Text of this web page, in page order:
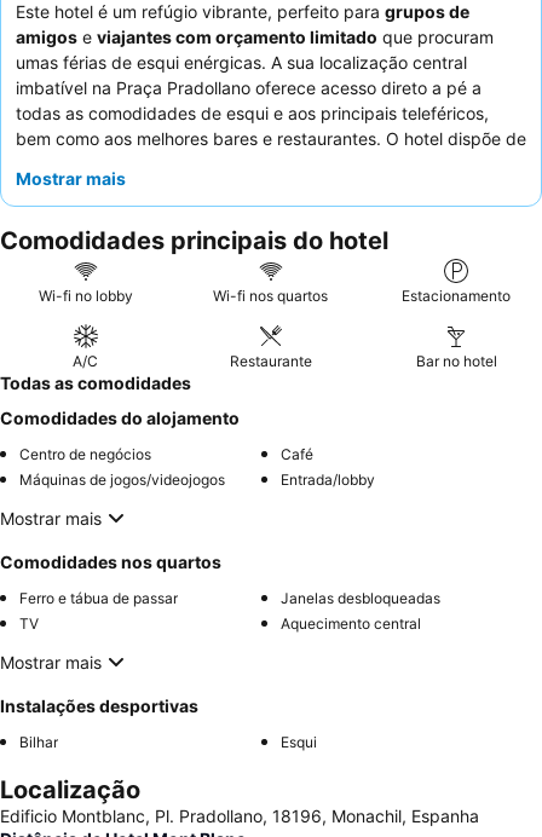
Este hotel é um refúgio vibrante, perfeito para grupos de
amigos e viajantes com orçamento limitado que procuram
umas férias de esqui enérgicas. A sua localização central
imbatível na Praça Pradollano oferece acesso direto a pé a
todas as comodidades de esqui e aos principais teleféricos,
bem como aos melhores bares e restaurantes. O hotel dispõe de
quarto, atendendo às necessidades dos hóspedes ativos. Os
simpatia e atenção, e obuffet de pequeno-almoço
destaque, oferecendo um começo de dia fantástico e variado.
Para uma experiência mais tranquila, os hóspedes podem
potencial ruído noturno.
Mostrar mais
Comodidades principais do hotel
Wi-fi no lobby Wi-fi nos quartos Estacionamento
A/C Restaurante Bar no hotel
Todas as comodidades
Comodidades do alojamento
Centro de negócios
Café
Máquinas de jogos/videojogos
Entrada/lobby
Mostrar mais
Comodidades nos quartos
Ferro e tábua de passar
Janelas desbloqueadas
TV
Aquecimento central
Mostrar mais
Instalações desportivas
Bilhar Esqui
Localização
Edificio Montblanc, Pl. Pradollano, 18196, Monachil, Espanha